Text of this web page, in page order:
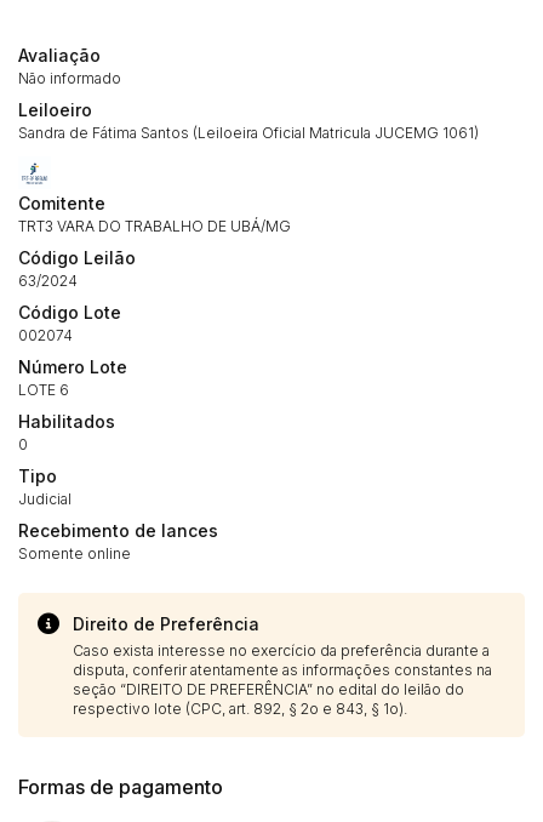
Avaliação
Não informado
Leiloeiro
Sandra de Fátima Santos (Leiloeira Oficial Matricula JUCEMG 1061)
Comitente
TRT3 VARA DO TRABALHO DE UBÁ/MG
Código Leilão
63/2024
Código Lote
002074
Número Lote
LOTE 6
Habilitados
0
Tipo
Judicial
Recebimento de lances
Somente online
Direito de Preferência
Caso exista interesse no exercício da preferência durante a
disputa, conferir atentamente as informações constantes na
seção “DIREITO DE PREFERÊNCIA” no edital do leilão do
respectivo lote (CPC, art. 892, § 2o e 843, § 1o).
Formas de pagamento
Envie sua Proposta
(Art. 895, CPC)
Clique aqui para fazer login
Habilite-se para efetuar lances ou